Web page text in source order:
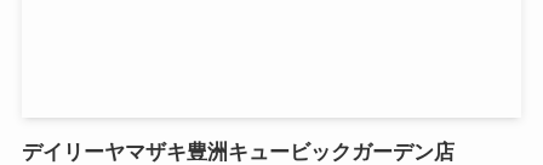
デイリーヤマザキ豊洲キュービックガーデン店